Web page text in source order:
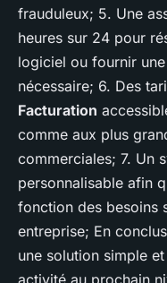
frauduleux; 5. Une
heures sur 24 pour
logiciel ou fournir
nécessaire; 6. Des
Facturation
comme aux plus
commerciales; 7. Un
personnalisable afin
fonction des besoins
entreprise; En
une solution simple